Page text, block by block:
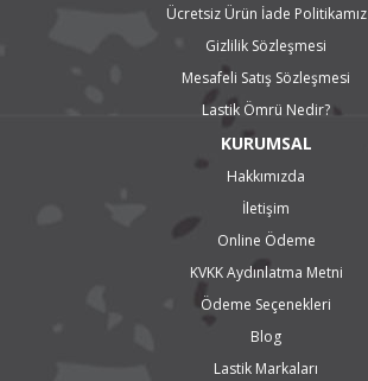
Ücretsiz Ürün İade Politikamız
Gizlilik Sözleşmesi
Mesafeli Satış Sözleşmesi
Lastik Ömrü Nedir?
KURUMSAL
Hakkımızda
İletişim
Online Ödeme
KVKK Aydınlatma Metni
Ödeme Seçenekleri
Blog
Lastik Markaları